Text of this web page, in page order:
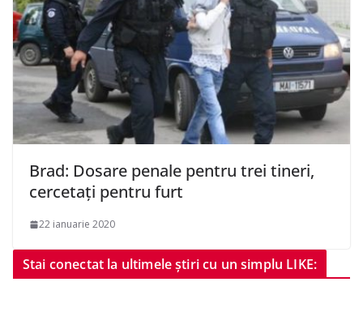
Brad: Dosare penale pentru trei tineri,
cercetați pentru furt
22 ianuarie 2020
Stai conectat la ultimele știri cu un simplu LIKE: